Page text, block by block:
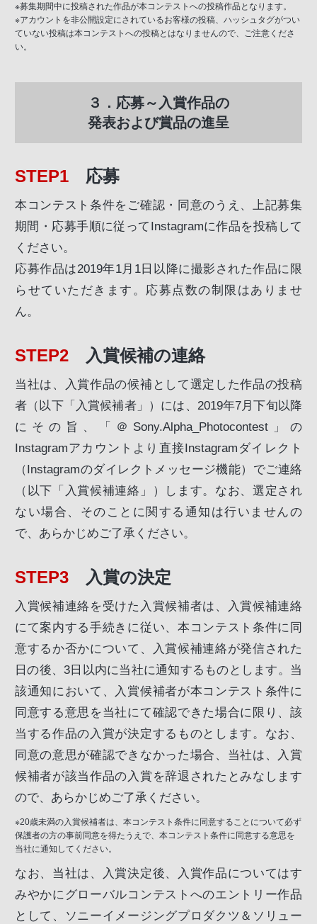
※募集期間中に投稿された作品が本コンテストへの投稿作品となります。
※アカウントを非公開設定にされているお客様の投稿、ハッシュタグがつい
ていない投稿は本コンテストへの投稿とはなりませんので、ご注意くださ
い。
３．応募～入賞作品の
発表および賞品の進呈
STEP1 応募
本コンテスト条件をご確認・同意のうえ、上記募集
期間・応募手順に従ってInstagramに作品を投稿して
ください。
応募作品は2019年1月1日以降に撮影された作品に限
らせていただきます。応募点数の制限はありませ
ん。
STEP2 入賞候補の連絡
当社は、入賞作品の候補として選定した作品の投稿
者（以下「入賞候補者」）には、2019年7月下旬以降
にその旨、「＠Sony.Alpha_Photocontest」の
Instagramアカウントより直接Instagramダイレクト
（Instagramのダイレクトメッセージ機能）でご連絡
（以下「入賞候補連絡」）します。なお、選定され
ない場合、そのことに関する通知は行いませんの
で、あらかじめご了承ください。
STEP3 入賞の決定
入賞候補連絡を受けた入賞候補者は、入賞候補連絡
にて案内する手続きに従い、本コンテスト条件に同
意するか否かについて、入賞候補連絡が発信された
日の後、3日以内に当社に通知するものとします。当
該通知において、入賞候補者が本コンテスト条件に
同意する意思を当社にて確認できた場合に限り、該
当する作品の入賞が決定するものとします。なお、
同意の意思が確認できなかった場合、当社は、入賞
候補者が該当作品の入賞を辞退されたとみなします
ので、あらかじめご了承ください。
※20歳未満の入賞候補者は、本コンテスト条件に同意することについて必ず
保護者の方の事前同意を得たうえで、本コンテスト条件に同意する意思を
当社に通知してください。
なお、当社は、入賞決定後、入賞作品についてはす
みやかにグローバルコンテストへのエントリー作品
として、ソニーイメージングプロダクツ＆ソリュー